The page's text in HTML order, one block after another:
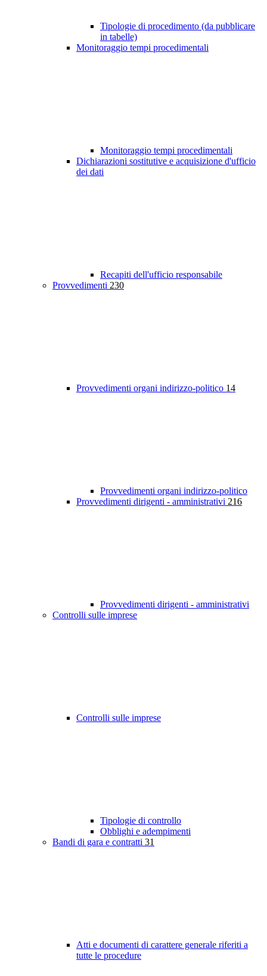
Tipologie di procedimento (da pubblicare
in tabelle)
Monitoraggio tempi procedimentali
Monitoraggio tempi procedimentali
Dichiarazioni sostitutive e acquisizione d'ufficio
dei dati
Recapiti dell'ufficio responsabile
Provvedimenti 230
Provvedimenti organi indirizzo-politico 14
Provvedimenti organi indirizzo-politico
Provvedimenti dirigenti - amministrativi 216
Provvedimenti dirigenti - amministrativi
Controlli sulle imprese
Controlli sulle imprese
Tipologie di controllo
Obblighi e adempimenti
Bandi di gara e contratti 31
Atti e documenti di carattere generale riferiti a
tutte le procedure